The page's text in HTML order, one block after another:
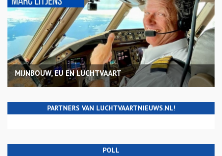
MIJNBOUW, EU EN LUCHTVAART
PARTNERS VAN LUCHTVAARTNIEUWS.NL!
POLL